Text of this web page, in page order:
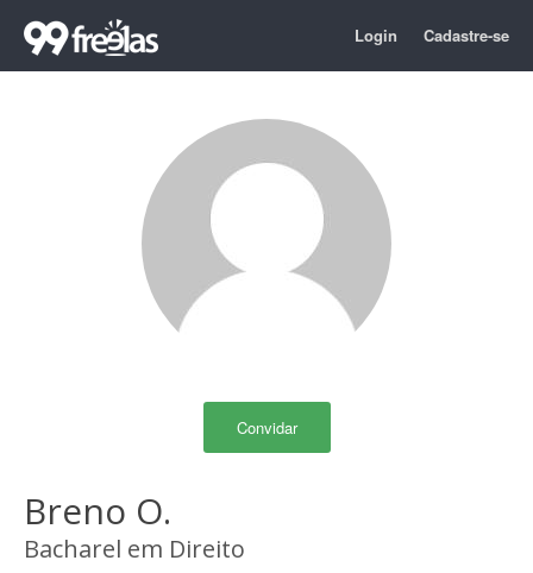
Login Cadastre-se
Convidar
Breno O.
Bacharel em Direito